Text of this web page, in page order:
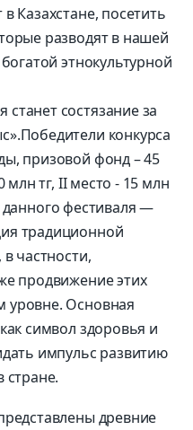
Казахстане, посетить
разводят в нашей
этнокультурной
состязание за
конкурса
призовой фонд – 45
млн тг, II место - 15 млн
данного фестиваля —
традиционной
частности,
продвижение этих
уровне. Основная
символ здоровья и
импульс развитию
стране.
древние